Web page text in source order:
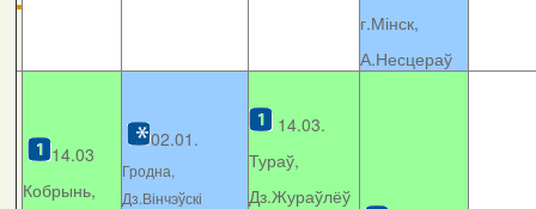
г.Мінск,
А.Несцераў
14.03
Кобрынь,
02.01.
Гродна,
Дз.Вінчэўскі
14.03.
Тураў,
Дз.Жураўлёў